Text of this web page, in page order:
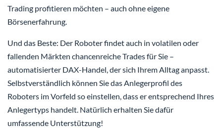
Trading profitieren möchten – auch ohne eigene
Börsenerfahrung.
Und das Beste: Der Roboter findet auch in volatilen oder
fallenden Märkten chancenreiche Trades für Sie –
automatisierter DAX-Handel, der sich Ihrem Alltag anpasst.
Selbstverständlich können Sie das Anlegerprofil des
Roboters im Vorfeld so einstellen, dass er entsprechend Ihres
Anlegertyps handelt. Natürlich erhalten Sie dafür
umfassende Unterstützung!